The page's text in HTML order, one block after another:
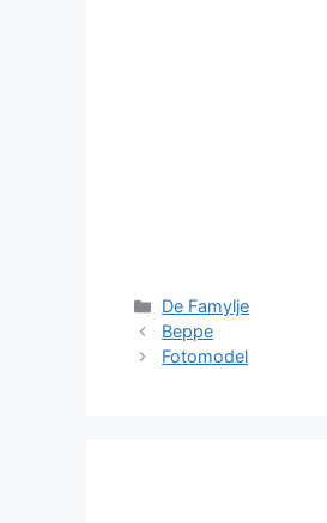
Categories
De Famylje
Beppe
Fotomodel